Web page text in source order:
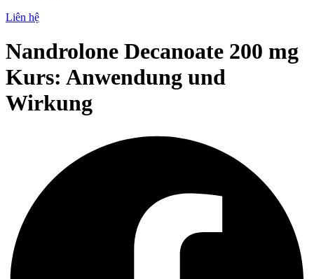
Liên hệ
Nandrolone Decanoate 200 mg
Kurs: Anwendung und
Wirkung